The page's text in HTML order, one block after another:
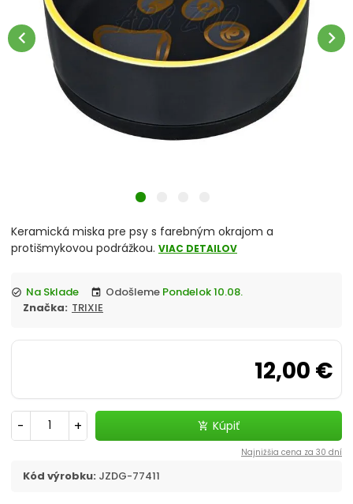
Vitamíny a liečivá
Tašky a kabelky
Cestovanie so psom
chevron_right
Obojky chevron_right
Postroje
chevron_left chevron_right
Keramická miska pre psy s farebným okrajom a
protišmykovou podrážkou. VIAC DETAILOV
check_circle Na Sklade event Odošleme Pondelok 10.08.
Značka:
TRIXIE
12,00 €
- + add_shopping_cart Kúpiť
Najnižšia cena za 30 dní
Kód výrobku: JZDG-77411